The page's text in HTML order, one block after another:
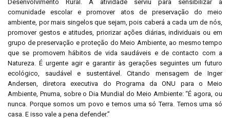
Desenvolvimento Rural. A atividade serviu para sensibilizar a
comunidade escolar e promover atos de preservação do meio
ambiente, por mais singelos que sejam, pois caberá a cada um de nós,
promover gestos e atitudes, priorizar ações diárias, individuais ou em
grupo de preservação e proteção do Meio Ambiente, ao mesmo tempo
que se promovem hábitos de vida saudáveis e de contacto com a
Natureza. É urgente agir e garantir às gerações seguintes um futuro
ecológico, saudável e sustentável. Citando mensagem de Inger
Andersen, diretora executiva do Programa da ONU para o Meio
Ambiente, Pnuma, sobre o Dia Mundial do Meio Ambiente: “É agora, ou
nunca. Porque somos um povo e temos uma só Terra. Temos uma só
casa. E isso vale a pena defender.”